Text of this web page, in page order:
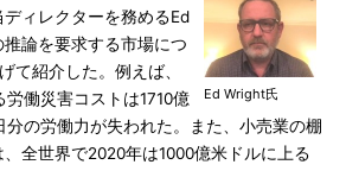
Ed Wright氏
ディレクターを務めるEd
論を要求する市場につ
て紹介した。例えば、
働災害コストは1710億
分の労働力が失われた。また、小売業の棚
全世界で2020年は1000億米ドルに上る